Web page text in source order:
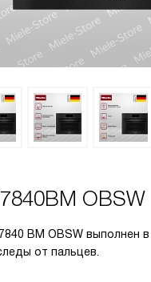
OBSW
BM OBSW выполнен
от пальцев.